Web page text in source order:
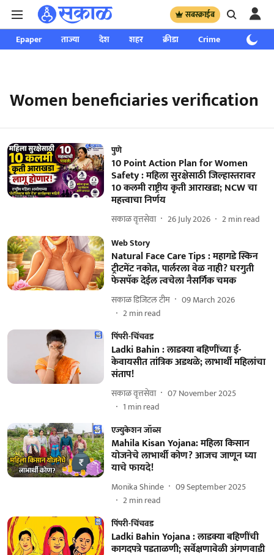
सबस्क्राईब
Epaper ताज्या देश शहर क्रीडा Crime साप्ताहिक
Women beneficiaries verification
पुणे
10 Point Action Plan for Women
Safety : महिला सुरक्षेसाठी जिल्हास्तरावर
10 कलमी राष्ट्रीय कृती आराखडा; NCW चा
महत्त्वाचा निर्णय
सकाळ वृत्तसेवा 26 July 2026 2min read
Web Story
Natural Face Care Tips : महागडे स्किन
ट्रीटमेंट नकोत, पार्लरला वेळ नाही? घरगुती
फेसपॅक देईल त्वचेला नैसर्गिक चमक
सकाळ डिजिटल टीम
09 March 2026
2min read
पिंपरी-चिंचवड
Ladki Bahin : लाडक्या बहिणींच्या ई-
केवायसीत तांत्रिक अडथळे; लाभार्थी महिलांचा
संताप!
सकाळ वृत्तसेवा
07 November 2025
1 min read
एज्युकेशन जॉब्स
Mahila Kisan Yojana: महिला किसान
योजनेचे लाभार्थी कोण? आजच जाणून घ्या
याचे फायदे!
Monika Shinde
09 September 2025
2min read
पिंपरी-चिंचवड
Ladki Bahin Yojana : लाडक्या बहिणींची
कागदपत्रे पडताळणी; सर्वेक्षणावेळी अंगणवाडी